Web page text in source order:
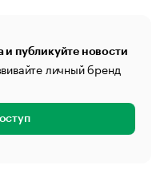
и публикуйте новости
личный бренд